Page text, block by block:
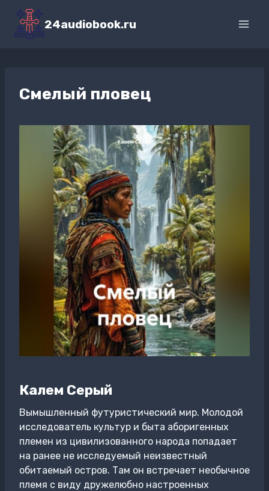
Перейти
содержимому
24audiobook.ru
Смелый пловец
Калем Серый
Вымышленный футуристический мир. Молодой
исследователь культур и быта аборигенных
племен из цивилизованного народа попадает
на ранее не исследуемый неизвестный
обитаемый остров. Там он встречает необычное
племя с виду дружелюбно настроенных